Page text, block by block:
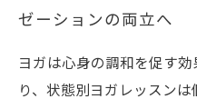
ゼーションの両立へ
ヨガは心身の調和を促す
り、状態別ヨガレッスン